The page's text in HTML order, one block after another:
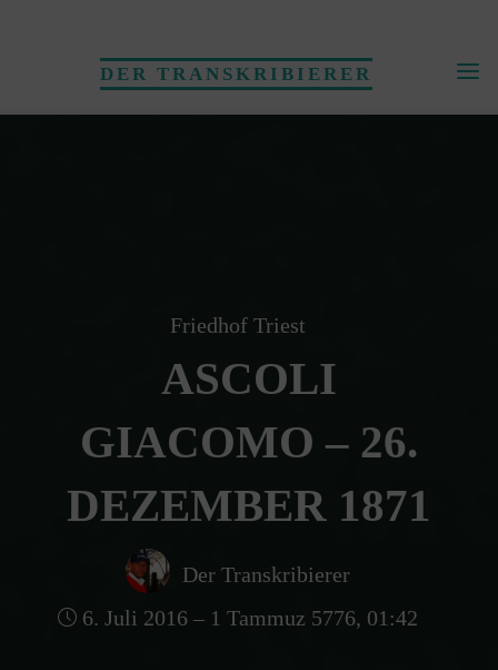
DER TRANSKRIBIERER
Friedhof Triest
ASCOLI
GIACOMO – 26.
DEZEMBER 1871
Der Transkribierer
6. Juli 2016 – 1 Tammuz 5776, 01:42